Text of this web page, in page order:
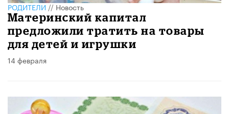
РОДИТЕЛИ//Новость
Материнский капитал
предложили тратить на товары
для детей и игрушки
14 февраля